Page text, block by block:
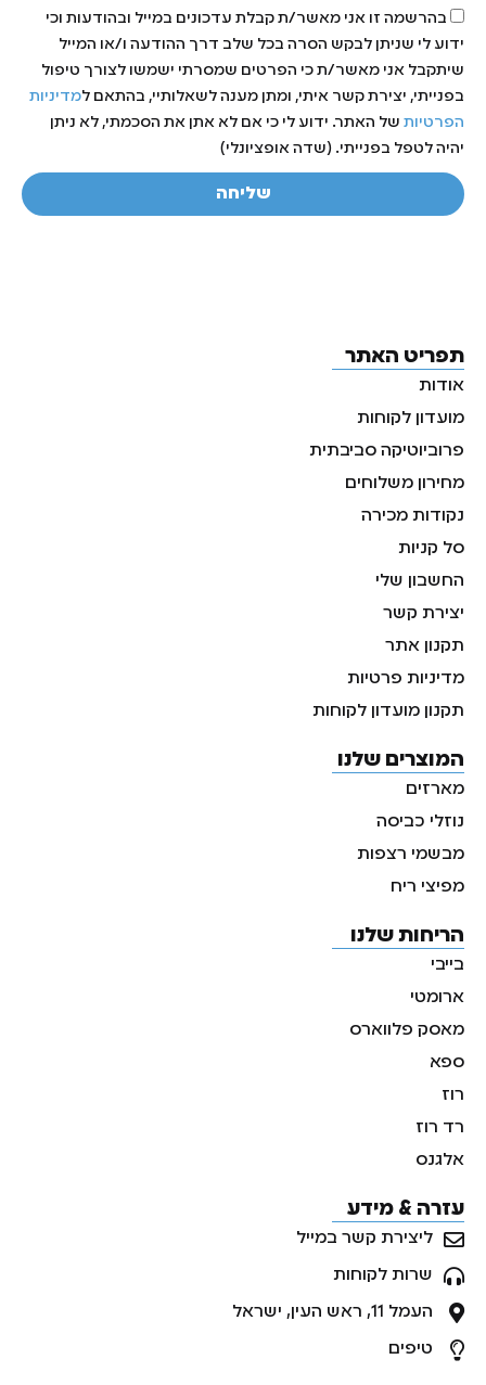
בהרשמה זו אני מאשר/ת קבלת עדכונים במייל ובהודעות וכי
ידוע לי שניתן לבקש הסרה בכל שלב דרך ההודעה ו/או המייל
שיתקבל אני מאשר/ת כי הפרטים שמסרתי ישמשו לצורך טיפול
בפנייתי, יצירת קשר איתי, ומתן מענה לשאלותיי, בהתאם למדיניות
הפרטיות של האתר. ידוע לי כי אם לא אתן את הסכמתי, לא ניתן
יהיה לטפל בפנייתי. (שדה אופציונלי)
שליחה
תפריט האתר
אודות
מועדון לקוחות
פרוביוטיקה סביבתית
מחירון משלוחים
נקודות מכירה
סל קניות
החשבון שלי
יצירת קשר
תקנון אתר
מדיניות פרטיות
תקנון מועדון לקוחות
המוצרים שלנו
מארזים
נוזלי כביסה
מבשמי רצפות
מפיצי ריח
הריחות שלנו
בייבי
ארומטי
מאסק פלווארס
ספא
רוז
רד רוז
אלגנס
עזרה & מידע
ליצירת קשר במייל
שרות לקוחות
העמל 11, ראש העין, ישראל
טיפים